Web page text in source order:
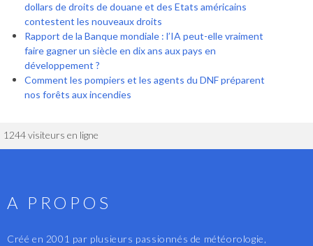
dollars de droits de douane et des Etats américains
contestent les nouveaux droits
Rapport de la Banque mondiale : l’IA peut-elle vraiment
faire gagner un siècle en dix ans aux pays en
développement ?
Comment les pompiers et les agents du DNF préparent
nos forêts aux incendies
1244 visiteurs en ligne
A PROPOS
Créé en 2001 par plusieurs passionnés de météorologie,